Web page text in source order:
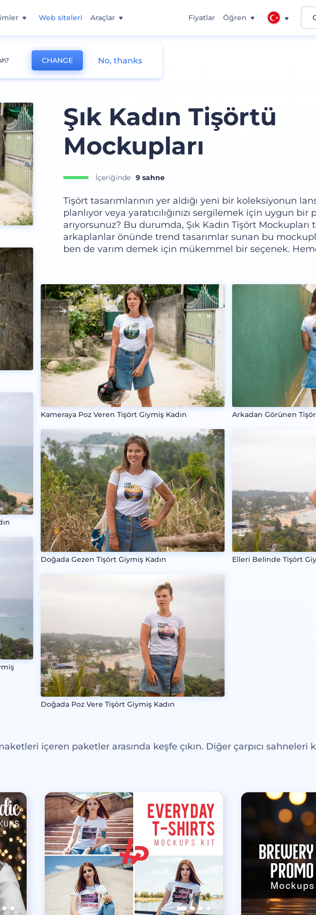
Web siteleri Araçlar Fiyatlar Öğren
Şık Kadın Tişörtü
Mockupları
İçeriğinde 9 sahne
Tişört tasarımlarının yer aldığı yeni bir koleksiyonun
planlıyor veya yaratıcılığınızı sergilemek için uygun
arıyorsunuz? Bu durumda, Şık Kadın Tişört Mockupları
arkaplanlar önünde trend tasarımlar sunan bu
ben de varım demek için mükemmel bir seçenek.
Kameraya Poz Veren Tişört Giymiş Kadın
Doğada Gezen Tişört Giymiş Kadın
Doğada Poz Vere Tişört Giymiş Kadın
Arkadan Görünen
Elleri Belinde Tişört
içeren paketler arasında keşfe çıkın. Diğer çarpıcı sahneleri
CHANGE No, thanks